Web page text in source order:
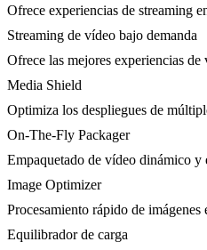
Ofrece experiencias de streaming
Streaming de vídeo bajo demanda
Ofrece las mejores experiencias de
Media Shield
Optimiza los despliegues de
On-The-Fly Packager
Empaquetado de vídeo dinámico y
Image Optimizer
Procesamiento rápido de imágenes
Equilibrador de carga